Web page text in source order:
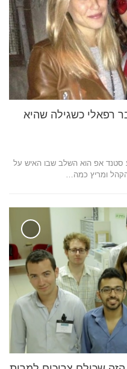
רפאלי כשגילה שהיא
סטנד אפ הוא השלב שבו האיש על
ומריץ כמה…